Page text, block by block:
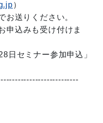
）
お送りください。
申込みも受け付けま
日セミナー参加申込」